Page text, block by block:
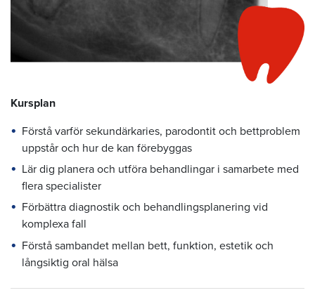
Kursplan
Förstå varför sekundärkaries, parodontit och bettproblem
uppstår och hur de kan förebyggas
Lär dig planera och utföra behandlingar i samarbete med
flera specialister
Förbättra diagnostik och behandlingsplanering vid
komplexa fall
Förstå sambandet mellan bett, funktion, estetik och
långsiktig oral hälsa